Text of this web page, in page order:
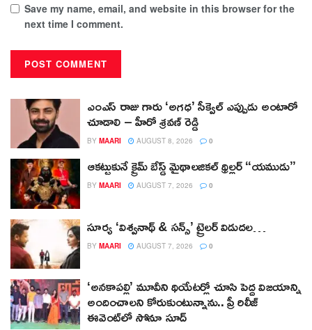
Save my name, email, and website in this browser for the
next time I comment.
ఎంఎస్ రాజు గారు ‘అగధ’ సీక్వెల్ ఎప్పుడు అంటారో
చూడాలి – హీరో శ్రవణ్ రెడ్డి
BY MAARI AUGUST 8, 2026 0
ఆకట్టుకునే క్రైమ్ బేస్డ్ మైథాలజికల్ థ్రిల్లర్ “యముడు”
BY MAARI AUGUST 7, 2026 0
సూర్య ‘విశ్వనాథ్ & సన్స్’ ట్రైలర్ విడుదల…
BY MAARI AUGUST 7, 2026 0
‘అనకాపల్లి’ మూవీని థియేటర్లో చూసి పెద్ద విజయాన్ని
అందించాలని కోరుకుంటున్నాను.. ప్రీ రిలీజ్
ఈవెంట్‌లో సోనూ సూద్